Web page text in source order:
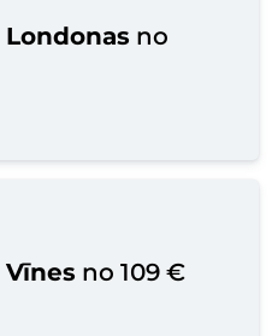
Londonas no
Vīnes no 109 €